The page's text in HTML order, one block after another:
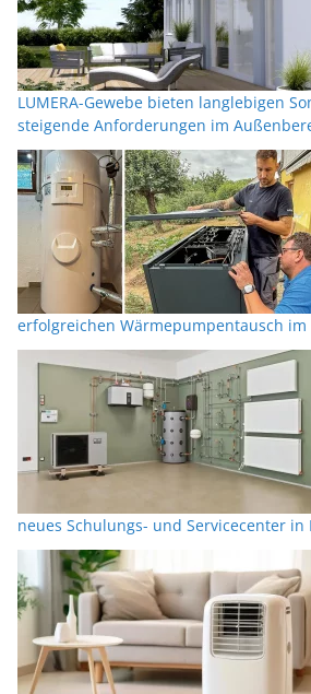
LUMERA-Gewebe bieten langlebigen
steigende Anforderungen im
erfolgreichen Wärmepumpentausch
neues Schulungs- und Servicecenter in